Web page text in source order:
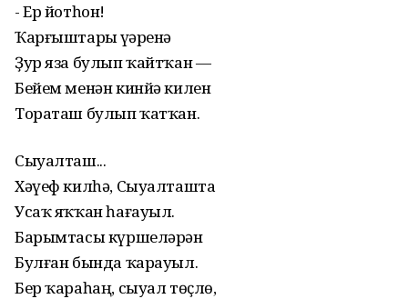
- Ер йотһон!
Ҡарғыштары үҙҙәренә
Ҙур яза булып ҡайтҡан —
Бейем менән кинйә килен
Тораташ булып ҡатҡан.
Сыуалташ...
Хәүеф килһә, Сыуалташта
Усаҡ яҡҡан һағауыл.
Барымтасы күршеләрҙән
Булған бында ҡарауыл.
Бер ҡараһаң, сыуал төҫлө,